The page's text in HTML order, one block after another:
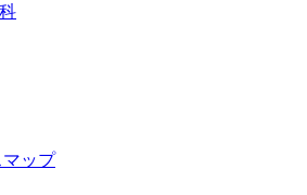
ップ